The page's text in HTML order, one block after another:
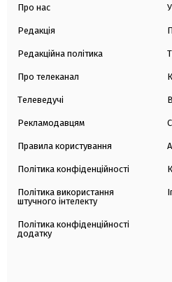
Про нас
Редакція
Редакційна політика
Про телеканал
Телеведучі
Рекламодавцям
Правила користування
Політика конфіденційності
Політика використання
штучного інтелекту
Політика конфіденційності
додатку